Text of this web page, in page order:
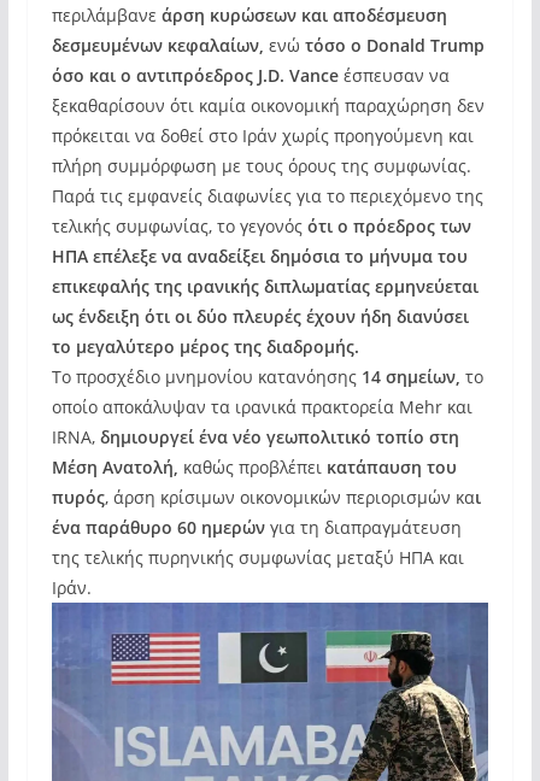
περιλάμβανε άρση κυρώσεων και αποδέσμευση
δεσμευμένων κεφαλαίων, ενώ τόσο ο Donald Trump
όσο και ο αντιπρόεδρος J.D. Vanceέσπευσαν να
ξεκαθαρίσουν ότι καμία οικονομική παραχώρηση δεν
πρόκειται να δοθεί στο Ιράν χωρίς προηγούμενη και
πλήρη συμμόρφωση με τους όρους της συμφωνίας.
Παρά τις εμφανείς διαφωνίες για το περιεχόμενο της
τελικής συμφωνίας, το γεγονόςότι ο πρόεδρος των
ΗΠΑ επέλεξε να αναδείξει δημόσια το μήνυμα του
επικεφαλής της ιρανικής διπλωματίας ερμηνεύεται
ως ένδειξη ότι οι δύο πλευρές έχουν ήδη διανύσει
το μεγαλύτερο μέρος της διαδρομής.
Το προσχέδιο μνημονίου κατανόησης14 σημείων, το
οποίο αποκάλυψαν τα ιρανικά πρακτορεία Mehr και
IRNA,δημιουργεί ένα νέο γεωπολιτικό τοπίο στη
Μέση Ανατολή, καθώς προβλέπεικατάπαυση του
πυρός, άρση κρίσιμων οικονομικών περιορισμών και
ένα παράθυρο 60 ημερώνγια τη διαπραγμάτευση
της τελικής πυρηνικής συμφωνίας μεταξύ ΗΠΑ και
Ιράν.